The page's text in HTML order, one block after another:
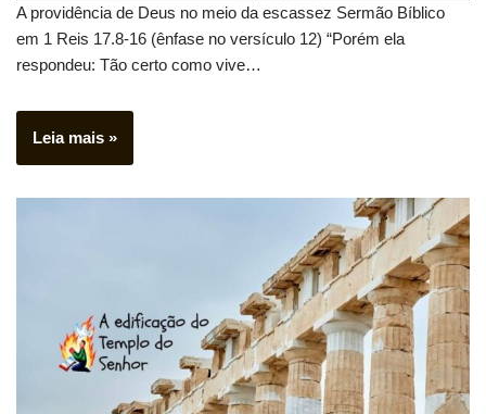
A providência de Deus no meio da escassez Sermão Bíblico
em 1 Reis 17.8-16 (ênfase no versículo 12) “Porém ela
respondeu: Tão certo como vive…
Leia mais »